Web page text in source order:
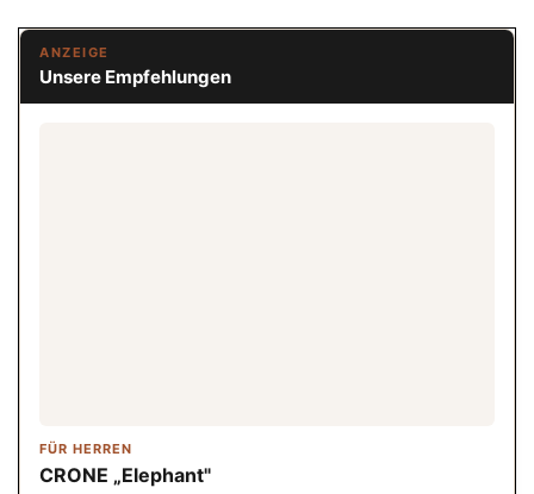
ANZEIGE
Unsere Empfehlungen
FÜR HERREN
CRONE „Elephant"